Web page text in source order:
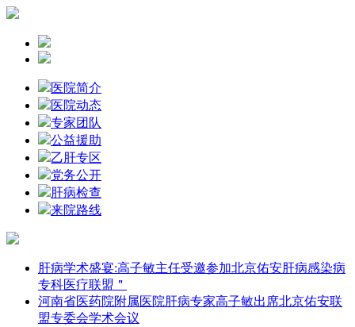
医院简介
医院动态
专家团队
公益援助
乙肝专区
党务公开
肝病检查
来院路线
肝病学术盛宴:高子敏主任受邀参加北京佑安肝病感染病
专科医疗联盟＂
河南省医药院附属医院肝病专家高子敏出席北京佑安联
盟专委会学术会议